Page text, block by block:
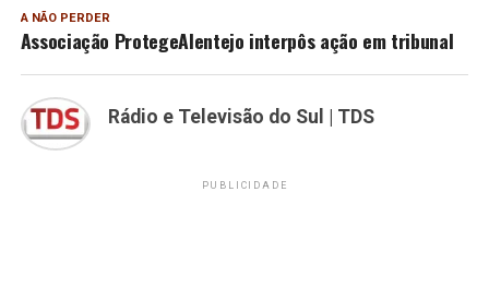
A NÃO PERDER
Associação ProtegeAlentejo interpôs ação em tribunal
Rádio e Televisão do Sul | TDS
PUBLICIDADE